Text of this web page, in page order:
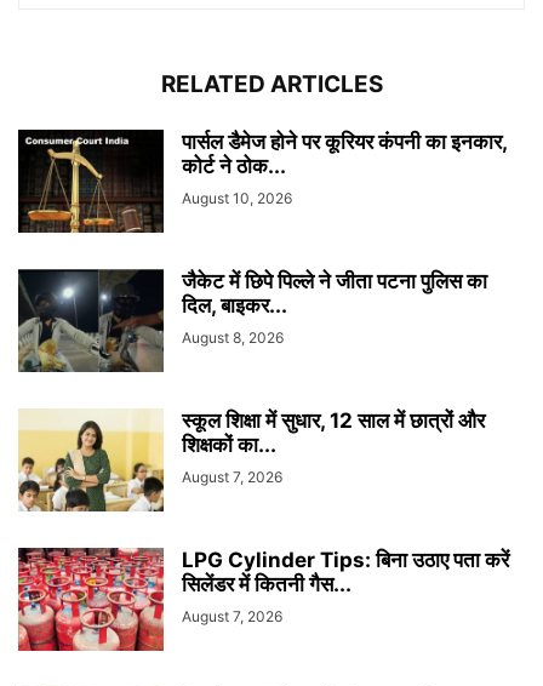
RELATED ARTICLES
पार्सल डैमेज होने पर कूरियर कंपनी का इनकार,
कोर्ट ने ठोक...
August 10, 2026
जैकेट में छिपे पिल्ले ने जीता पटना पुलिस का
दिल, बाइकर...
August 8, 2026
स्कूल शिक्षा में सुधार, 12 साल में छात्रों और
शिक्षकों का...
August 7, 2026
LPG Cylinder Tips: बिना उठाए पता करें
सिलेंडर में कितनी गैस...
August 7, 2026